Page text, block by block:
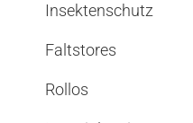
Insektenschutz
Faltstores
Rollos